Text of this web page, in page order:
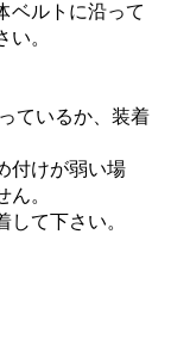
ベルトに沿って
。
ているか、装着
けが弱い場
。
て下さい。